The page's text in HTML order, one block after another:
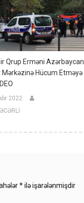
Qrup Erməni Azərbaycan
Mərkəzinə Hücum Etməyə
2022
*ilə işarələnmişdir